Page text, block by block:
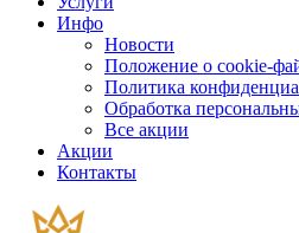
Инфо
Новости
Положение о cookie-
Политика
Обработка
Все акции
Акции
Контакты